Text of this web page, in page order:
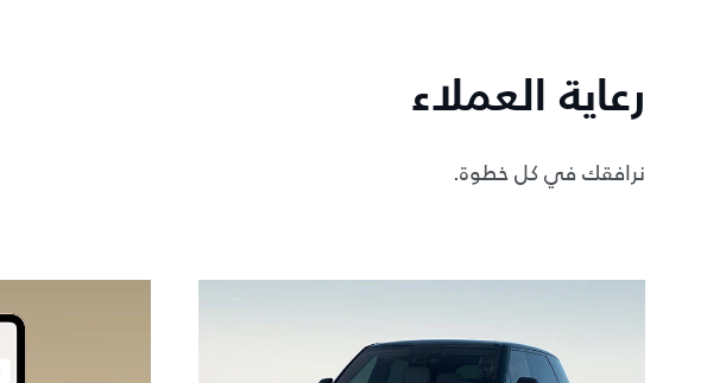
رعاية العملاء
نرافقك في كل خطوة.